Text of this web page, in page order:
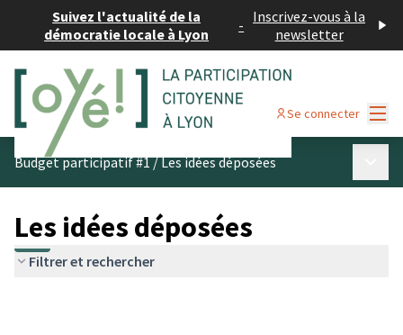
Suivez l'actualité de la
démocratie locale à Lyon
- Inscrivez-vous à la
newsletter
Se connecter
Budget participatif #1/Les idées déposées
Les idées déposées
Filtrer et rechercher